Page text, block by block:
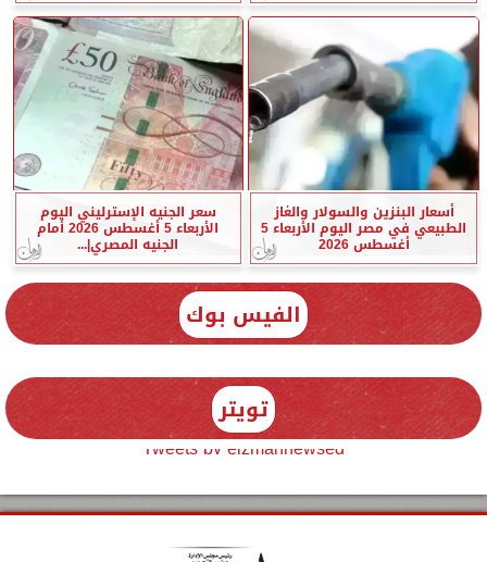
أسعار البنزين والسولار والغاز
الطبيعي في مصر اليوم الأربعاء 5
أغسطس 2026
سعر الجنيه الإسترليني اليوم
الأربعاء 5 أغسطس 2026 أمام
الجنيه المصري|...
الفيس بوك
تويتر
Tweets by elzmannewseg